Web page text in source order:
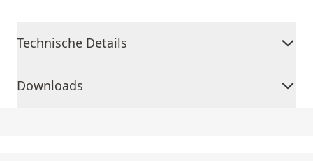
Technische Details
Downloads